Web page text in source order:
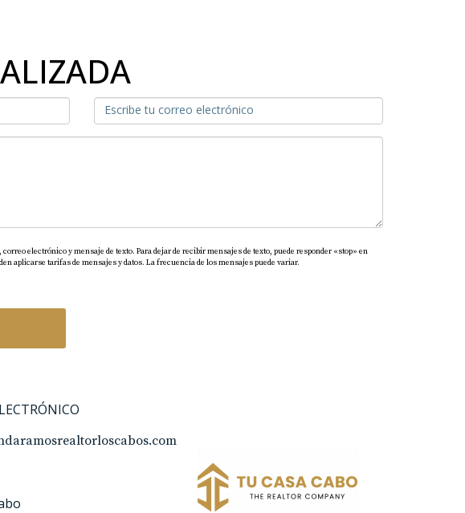
electrónico y mensaje de texto. Para dejar de recibir mensajes de texto, puede responder «stop» en
aplicarse tarifas de mensajes y datos. La frecuencia de los mensajes puede variar.